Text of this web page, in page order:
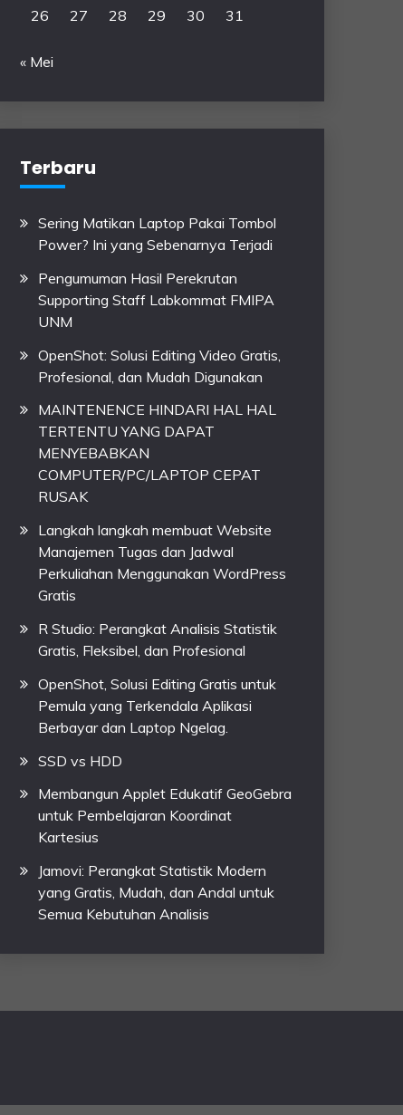
26
27 28 29 30 31
« Mei
Terbaru
Sering Matikan Laptop Pakai Tombol
Power? Ini yang Sebenarnya Terjadi
Pengumuman Hasil Perekrutan
Supporting Staff Labkommat FMIPA
UNM
OpenShot: Solusi Editing Video Gratis,
Profesional, dan Mudah Digunakan
MAINTENENCE HINDARI HAL HAL
TERTENTU YANG DAPAT
MENYEBABKAN
COMPUTER/PC/LAPTOP CEPAT
RUSAK
Langkah langkah membuat Website
Manajemen Tugas dan Jadwal
Perkuliahan Menggunakan WordPress
Gratis
R Studio: Perangkat Analisis Statistik
Gratis, Fleksibel, dan Profesional
OpenShot, Solusi Editing Gratis untuk
Pemula yang Terkendala Aplikasi
Berbayar dan Laptop Ngelag.
SSD vs HDD
Membangun Applet Edukatif GeoGebra
untuk Pembelajaran Koordinat
Kartesius
Jamovi: Perangkat Statistik Modern
yang Gratis, Mudah, dan Andal untuk
Semua Kebutuhan Analisis